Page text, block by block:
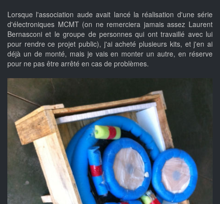
Lorsque l'association aude avait lancé la réalisation d'une série
d'électroniques MCMT (on ne remerciera jamais assez Laurent
Bernasconi et le groupe de personnes qui ont travaillé avec lui
pour rendre ce projet public), j'ai acheté plusieurs kits, et j'en ai
déjà un de monté, mais je vais en monter un autre, en réserve
pour ne pas être arrêté en cas de problèmes.